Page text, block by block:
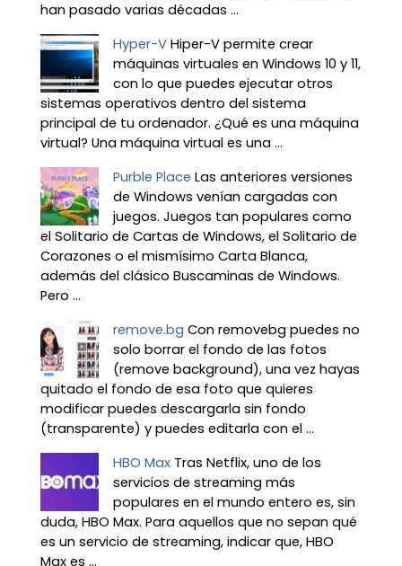
han pasado varias décadas ...
Hyper-V Hiper-V permite crear
máquinas virtuales en Windows 10 y 11,
con lo que puedes ejecutar otros
sistemas operativos dentro del sistema
principal de tu ordenador. ¿Qué es una máquina
virtual? Una máquina virtual es una ...
Purble Place Las anteriores versiones
de Windows venían cargadas con
juegos. Juegos tan populares como
el Solitario de Cartas de Windows, el Solitario de
Corazones o el mismísimo Carta Blanca,
además del clásico Buscaminas de Windows.
Pero ...
remove.bg Con removebg puedes no
solo borrar el fondo de las fotos
(remove background), una vez hayas
quitado el fondo de esa foto que quieres
modificar puedes descargarla sin fondo
(transparente) y puedes editarla con el ...
HBO Max Tras Netflix, uno de los
servicios de streaming más
populares en el mundo entero es, sin
duda, HBO Max. Para aquellos que no sepan qué
es un servicio de streaming, indicar que, HBO
Max es ...